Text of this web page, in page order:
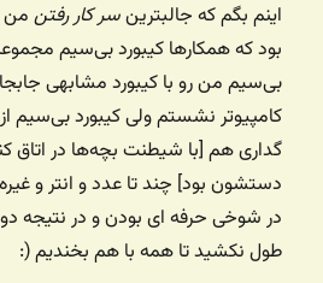
اینم بگم که جالبترینسر کار رفتن من
بود که همکارها کیبورد بی‌سیم
بی‌سیم من رو با کیبورد مشابهی
کامپیوتر نشستم ولی کیبورد بی‌سیم از
گداری هم [با شیطنت بچه‌ها در اتاق
دستشون بود] چند تا عدد و انتر و
در شوخی حرفه ای بودن و در نتیجه
طول نکشید تا همه با هم بخندیم (: